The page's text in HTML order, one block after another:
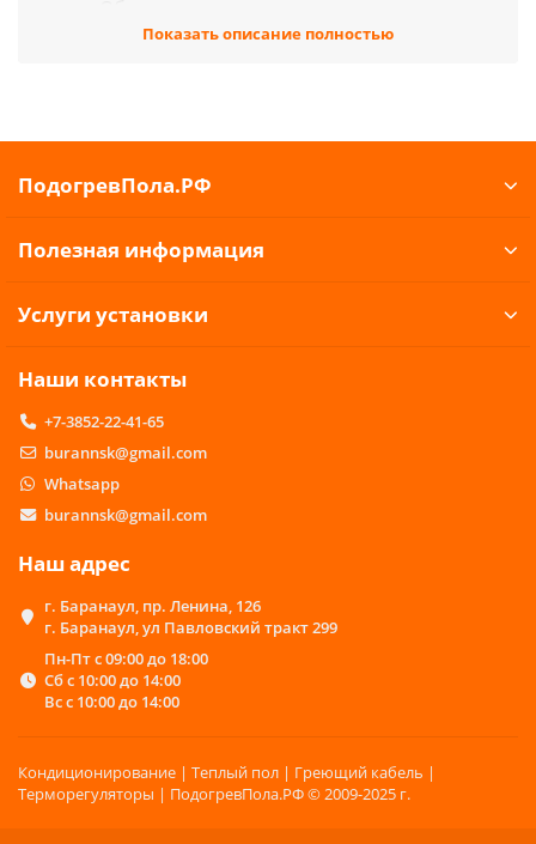
центральному источнику газа, так и к баллону.
производительность и низкие энергетические и
установке и эксплуатации и отлично
работа полностью автономна.
«ПодогревПол.Рф» на выгодных условиях:
обширный ассортимент газовых
мощности;
высокий уровень обслуживания – помощь в
выборе оптимальной модели устройства,
множество форм оплаты и оперативная
доставка.
Безопасность использования
Многих от покупки газового обогревателя
останавливают стереотипы, которые всегда на
слуху: такое оборудование неудобно и даже
опасно в использовании; газовый обогреватель
можно только в сарай или на склад поставить, но
Во-первых. Принцип работы газового
обогревателя основан на так называемом
Показать описание полностью
ПодогревПола.РФ
Полезная информация
Услуги установки
Наши контакты
+7-3852-22-41-65
burannsk@gmail.com
Whatsapp
burannsk@gmail.com
Наш адрес
г. Баранаул, пр. Ленина, 126
г. Баранаул, ул Павловский тракт 299
Пн-Пт с 09:00 до 18:00
Сб с 10:00 до 14:00
Вс с 10:00 до 14:00
Кондиционирование | Теплый пол | Греющий кабель |
Терморегуляторы | ПодогревПола.РФ © 2009-2025 г.